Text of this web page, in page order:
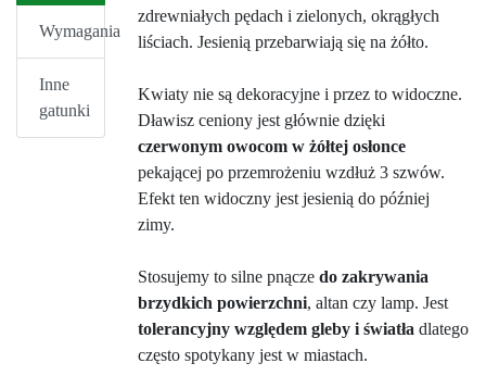
Wymagania
Inne
gatunki
zdrewniałych pędach i zielonych, okrągłych
liściach. Jesienią przebarwiają się na żółto.
Kwiaty nie są dekoracyjne i przez to widoczne.
Dławisz ceniony jest głównie dzięki
czerwonym owocom w żółtej osłonce
pekającej po przemrożeniu wzdłuż 3 szwów.
Efekt ten widoczny jest jesienią do później
zimy.
Stosujemy to silne pnącze do zakrywania
brzydkich powierzchni, altan czy lamp. Jest
tolerancyjny względem gleby i światła dlatego
często spotykany jest w miastach.